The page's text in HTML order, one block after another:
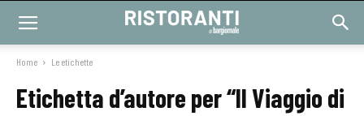
Home Le etichette
Etichetta d’autore per “Il Viaggio di